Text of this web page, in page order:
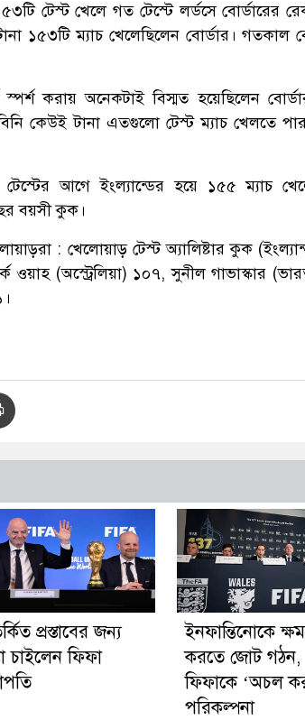
টেস্ট খেলে গত টেস্টে লর্ডসে বোর্ডারের
১৫৩টি ম্যাচ খেলেছিলেন বোর্ডার। গতকাল
করায় অনেকটাই বিস্মত হয়েছিলেন
কেউই টানা এতগুলো টেস্ট ম্যাচ খেলতে
টেস্টের আগে ইংল্যান্ডের হয়ে ১৫৫ ম্যাচ
বয়সী কুক।
: খেলোয়াড় টেস্ট অ্যালিষ্টার কুক
ওয়াহ (অস্ট্রেলিয়া) ১০৭, সুনীল গাভাস্কার
প্রস্তাবের জন্য
চাইলেন ফিফা
ইনফান্তিনোকে
করতে জোট গঠন,
ফিফাকে ‘অচল
পরিকল্পনা